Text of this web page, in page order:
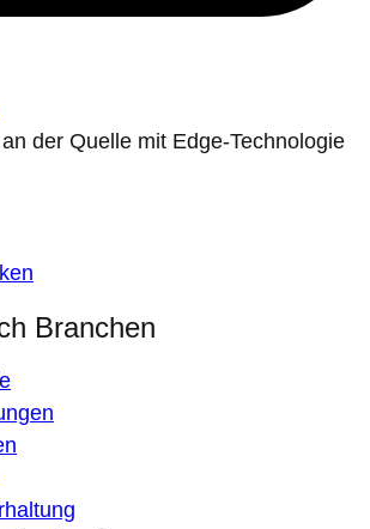
der Quelle mit Edge-Technologie
Branchen